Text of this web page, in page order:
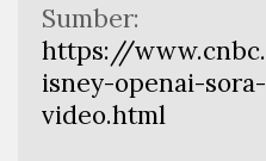
Sumber:
https://
isney-openai-
video.html